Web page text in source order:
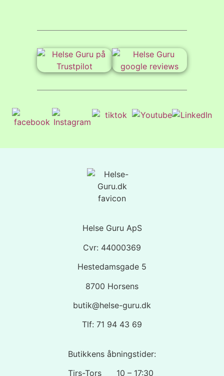
Helse Guru ApS
Cvr: 44000369
Hestedamsgade 5
8700 Horsens
butik@helse-guru.dk
Tlf: 71 94 43 69
Butikkens åbningstider:
Tirs-Tors 10 – 17:30